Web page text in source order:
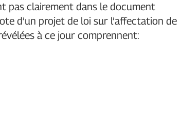
pas clairement dans le document
d’un projet de loi sur l’affectation de
à ce jour comprennent: